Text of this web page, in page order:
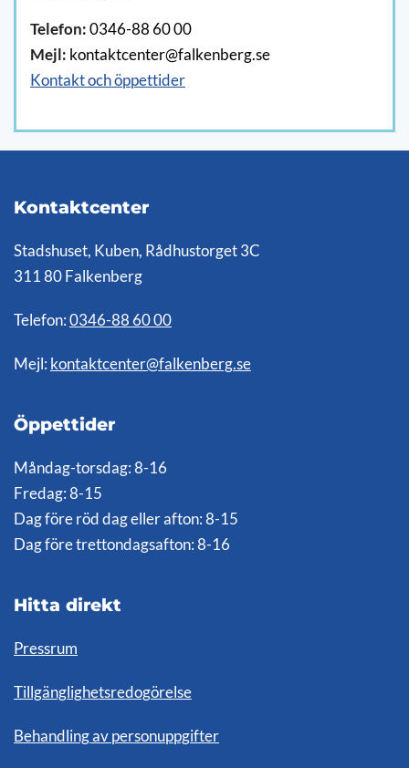
Telefon: 0346-88 60 00
Mejl: kontaktcenter@falkenberg.se
Kontakt och öppettider
Kontaktcenter
Stadshuset, Kuben, Rådhustorget 3C
311 80 Falkenberg
Telefon: 0346-88 60 00
Mejl: kontaktcenter@falkenberg.se
Öppettider
Måndag-torsdag: 8-16
Fredag: 8-15
Dag före röd dag eller afton: 8-15
Dag före trettondagsafton: 8-16
Hitta direkt
Pressrum
Tillgänglighetsredogörelse
Behandling av personuppgifter